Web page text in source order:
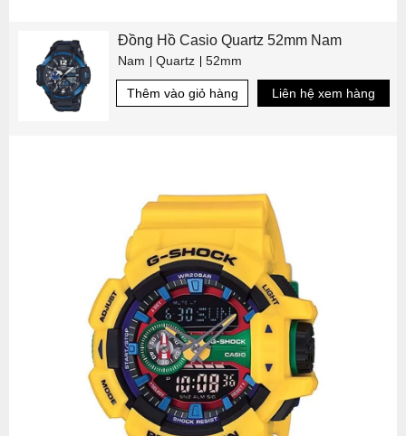
Đồng Hồ Casio Quartz 52mm Nam
Nam Quartz 52mm
Thêm vào giỏ hàng Liên hệ xem hàng